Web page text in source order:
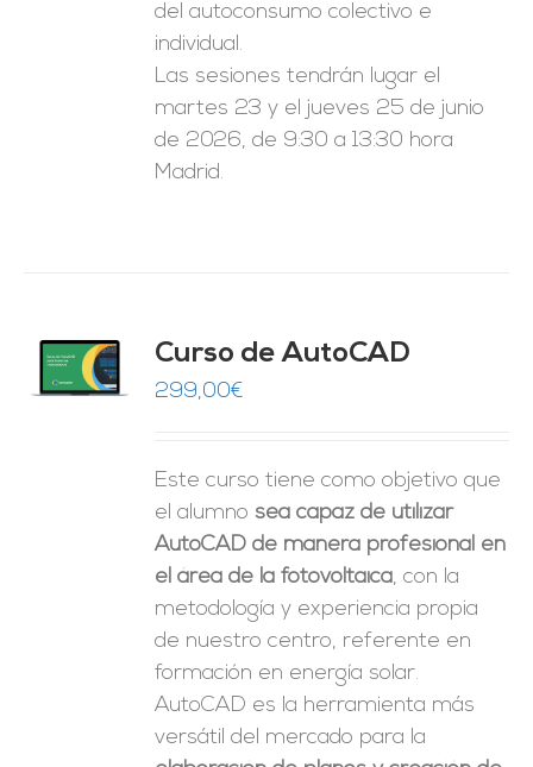
del autoconsumo colectivo e
individual.
Las sesiones tendrán lugar el
martes 23 y el jueves 25 de junio
de 2026, de 9:30 a 13:30 hora
Madrid.
Curso de AutoCAD
299,00€
Este curso tiene como objetivo que
el alumno sea capaz de utilizar
AutoCAD de manera profesional en
el área de la fotovoltaica, con la
metodología y experiencia propia
de nuestro centro, referente en
formación en energía solar.
AutoCAD es la herramienta más
versátil del mercado para la